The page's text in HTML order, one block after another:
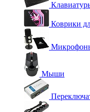
Коврики
Мыши